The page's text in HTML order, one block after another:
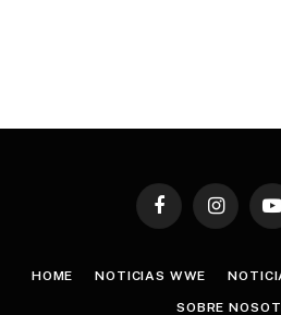
FacebookInstagram
HOME NOTICIAS WWE
SOBRE